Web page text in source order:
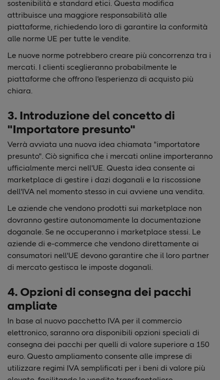
sostenibilità e standard etici. Questa modifica
attribuisce una maggiore responsabilità alle
piattaforme, richiedendo loro di garantire la conformità
alle norme UE per tutte le vendite.
Le nuove norme potrebbero creare più concorrenza tra i
mercati. I clienti sceglieranno probabilmente le
piattaforme che offrono l'esperienza di acquisto più
chiara.
3. Introduzione del concetto di
"Importatore presunto"
Verrà avviata una nuova idea chiamata "importatore
presunto". Ciò significa che i mercati online importeranno
ufficialmente merci nell'UE. Questa idea consente ai
marketplace di gestire i dazi doganali e la riscossione
dell'IVA nel momento stesso in cui avviene una vendita.
Le aziende che vendono prodotti sui marketplace non
dovranno gestire autonomamente la documentazione
doganale. Se ne occuperanno i marketplace stessi. Le
aziende di e-commerce che vendono direttamente ai
consumatori nell'UE devono garantire che il loro partner
di mercato gestisca le imposte doganali.
4. Opzioni di consegna dei pacchi
ampliate
In base al nuovo pacchetto IVA per il commercio
elettronico, saranno ora disponibili opzioni speciali di
consegna dei pacchi per quelli di valore superiore a 150
euro. Questo ampliamento consente alle imprese di
utilizzare regimi IVA semplificati per i beni di valore più